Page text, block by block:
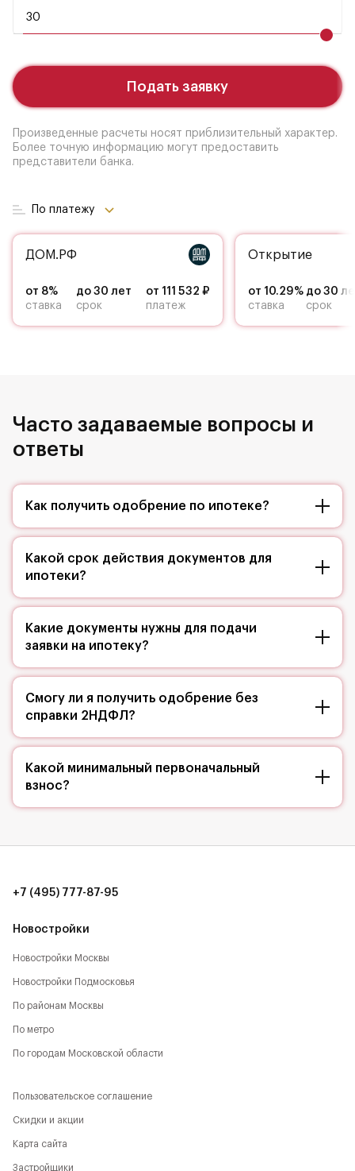
Подать заявку
Произведенные расчеты носят приблизительный характер.
Более точную информацию могут предоставить
представители банка.
По платежу
ДОМ.РФ
от 8%
ставка
до 30 лет
срок
от 111 532 ₽
платеж
Открытие
от 10.29%
ставка
до 30
срок
Часто задаваемые вопросы и
ответы
Как получить одобрение по ипотеке?
Какой срок действия документов для
ипотеки?
Какие документы нужны для подачи
заявки на ипотеку?
Смогу ли я получить одобрение без
справки 2НДФЛ?
Какой минимальный первоначальный
взнос?
Новостройки
Новостройки Москвы
Новостройки Подмосковья
По районам Москвы
По метро
По городам Московской области
+7 (495) 777-87-95
Пользовательское соглашение
Скидки и акции
Карта сайта
Застройщики